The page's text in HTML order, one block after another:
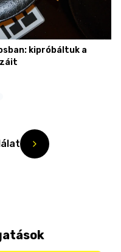
kipróbáltuk a